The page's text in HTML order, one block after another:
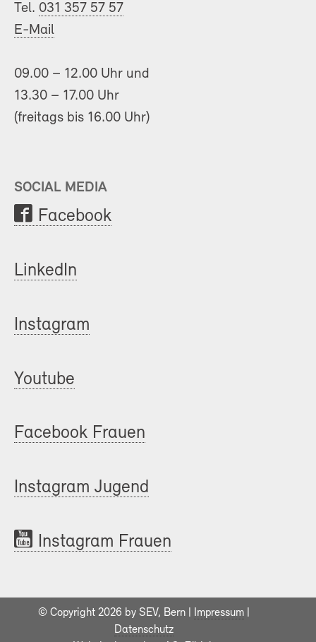
Tel. 031 357 57 57
E-Mail
09.00 – 12.00 Uhr und
13.30 – 17.00 Uhr
(freitags bis 16.00 Uhr)
SOCIAL MEDIA
Facebook
LinkedIn
Instagram
Youtube
Facebook Frauen
Instagram Jugend
Instagram Frauen
© Copyright 2026 by SEV, Bern | Impressum
Datenschutz